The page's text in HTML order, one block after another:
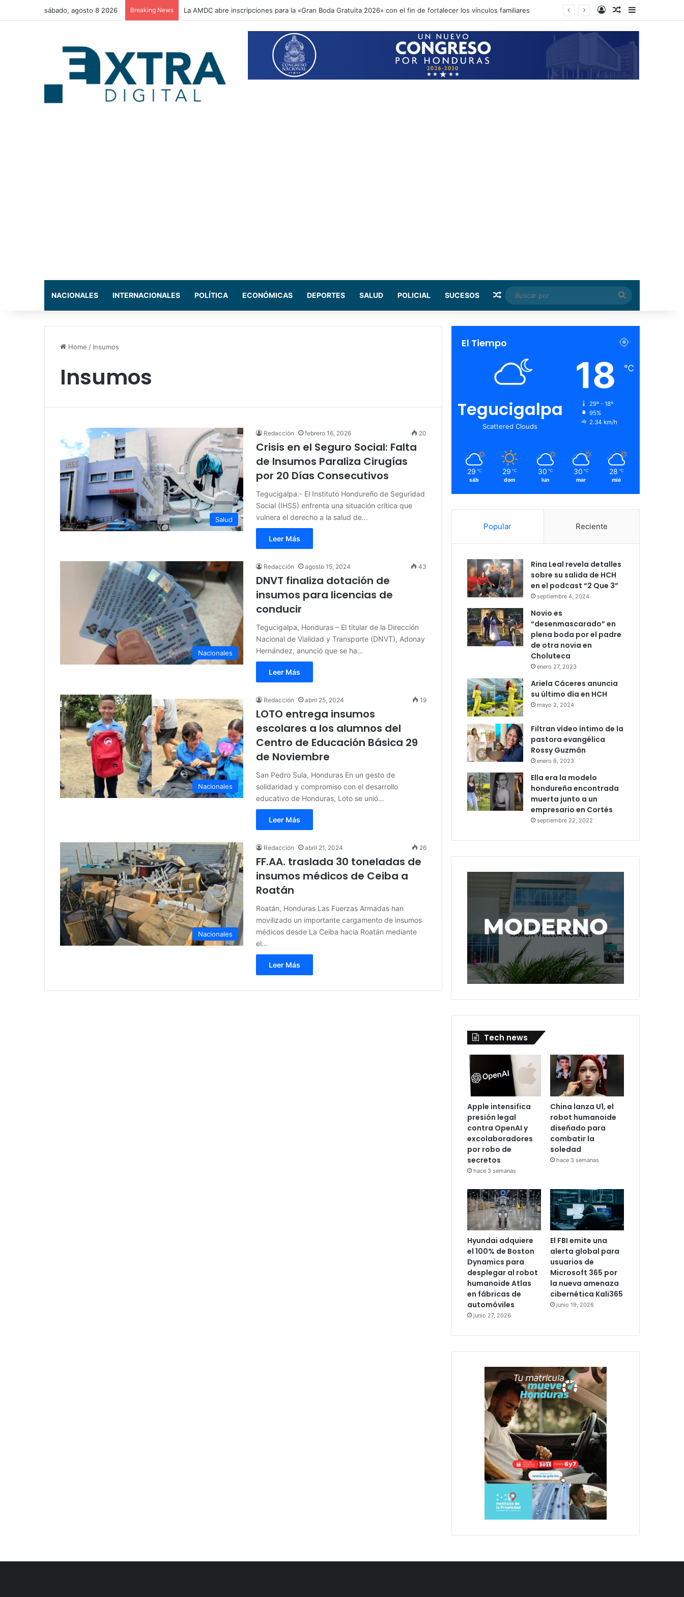
sábado, agosto 8 2026 Breaking News La AMDC abre inscripciones para la «Gran Boda Gratuita 2026» con el fin de fortalecer los vínculos familiares Log InRandom Article
NACIONALES INTERNACIONALES POLÍTICA ECONÓMICAS DEPORTES SALUD POLICIAL SUCESOS Random Article
Buscar
por
Home / Insumos
Insumos
Salud
Redacción febrero 16, 2026 20
Crisis en el Seguro Social: Falta
de Insumos Paraliza Cirugías
por 20 Días Consecutivos
Tegucigalpa.- El Instituto Hondureño de Seguridad
Social (IHSS) enfrenta una situación crítica que
vulnera el derecho a la salud de…
Leer Más
Nacionales
Redacción agosto 15, 2024 43
DNVT finaliza dotación de
insumos para licencias de
conducir
Tegucigalpa, Honduras – El titular de la Dirección
Nacional de Vialidad y Transporte (DNVT), Adonay
Hernández, anunció que se ha…
Leer Más
Nacionales
Redacción abril 25, 2024 19
LOTO entrega insumos
escolares a los alumnos del
Centro de Educación Básica 29
de Noviembre
San Pedro Sula, Honduras En un gesto de
solidaridad y compromiso con el desarrollo
educativo de Honduras, Loto se unió…
Leer Más
Nacionales
Redacción abril 21, 2024 26
FF.AA. traslada 30 toneladas de
insumos médicos de Ceiba a
Roatán
Roatán, Honduras Las Fuerzas Armadas han
movilizado un importante cargamento de insumos
médicos desde La Ceiba hacia Roatán mediante
el…
Leer Más
El Tiempo
Tegucigalpa
Scattered Clouds
18 ℃
29º - 18º
95%
2.34 km/h
29 ℃
sáb
29 ℃
dom
30 ℃
lun
30 ℃
mar
28 ℃
mié
Popular Reciente
Rina Leal revela detalles
sobre su salida de HCH
en el podcast “2 Que 3”
septiembre 4, 2024
Novio es
“desenmascarado” en
plena boda por el padre
de otra novia en
Choluteca
enero 27, 2023
Ariela Cáceres anuncia
su último día en HCH
mayo 2, 2024
Filtran vídeo íntimo de la
pastora evangélica
Rossy Guzmán
enero 8, 2023
Ella era la modelo
hondureña encontrada
muerta junto a un
empresario en Cortés
septiembre 22, 2022
Tech news
Apple intensifica
presión legal
contra OpenAI y
excolaboradores
por robo de
secretos
hace 3 semanas
China lanza U1, el
robot humanoide
diseñado para
combatir la
soledad
hace 3 semanas
Hyundai adquiere
el 100% de Boston
Dynamics para
desplegar al robot
humanoide Atlas
en fábricas de
automóviles
junio 27, 2026
El FBI emite una
alerta global para
usuarios de
Microsoft 365 por
la nueva amenaza
cibernética Kali365
junio 19, 2026